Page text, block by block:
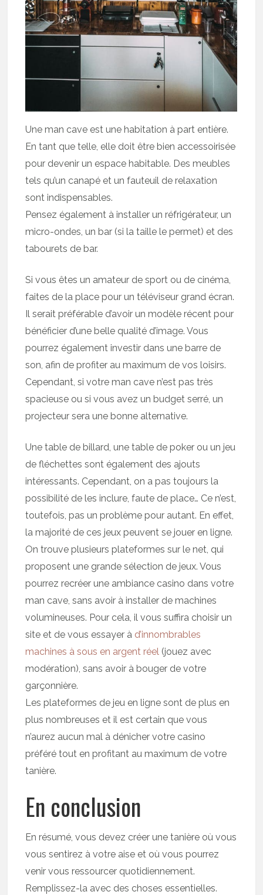
Une man cave est une habitation à part entière.
En tant que telle, elle doit être bien accessoirisée
pour devenir un espace habitable. Des meubles
tels qu’un canapé et un fauteuil de relaxation
sont indispensables.
Pensez également à installer un réfrigérateur, un
micro-ondes, un bar (si la taille le permet) et des
tabourets de bar.
Si vous êtes un amateur de sport ou de cinéma,
faites de la place pour un téléviseur grand écran.
Il serait préférable d’avoir un modèle récent pour
bénéficier d’une belle qualité d’image. Vous
pourrez également investir dans une barre de
son, afin de profiter au maximum de vos loisirs.
Cependant, si votre man cave n’est pas très
spacieuse ou si vous avez un budget serré, un
projecteur sera une bonne alternative.
Une table de billard, une table de poker ou un jeu
de fléchettes sont également des ajouts
intéressants. Cependant, on a pas toujours la
possibilité de les inclure, faute de place… Ce n’est,
toutefois, pas un problème pour autant. En effet,
la majorité de ces jeux peuvent se jouer en ligne.
On trouve plusieurs plateformes sur le net, qui
proposent une grande sélection de jeux. Vous
pourrez recréer une ambiance casino dans votre
man cave, sans avoir à installer de machines
volumineuses. Pour cela, il vous suffira choisir un
site et de vous essayer à d’innombrables
machines à sous en argent réel (jouez avec
modération), sans avoir à bouger de votre
garçonnière.
Les plateformes de jeu en ligne sont de plus en
plus nombreuses et il est certain que vous
n’aurez aucun mal à dénicher votre casino
préféré tout en profitant au maximum de votre
tanière.
En conclusion
En résumé, vous devez créer une tanière où vous
vous sentirez à votre aise et où vous pourrez
venir vous ressourcer quotidiennement.
Remplissez-la avec des choses essentielles.